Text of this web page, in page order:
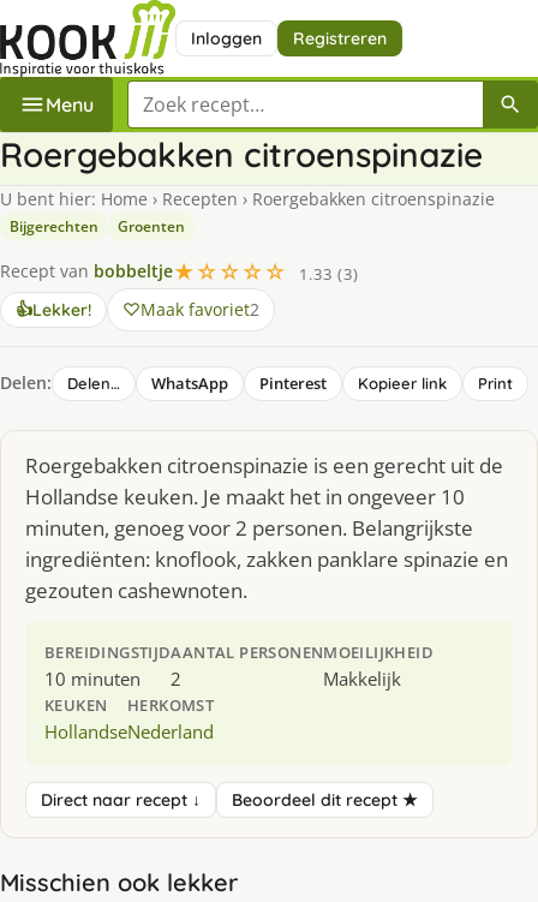
Inloggen Registreren
Menu Zoek een recept
Roergebakken citroenspinazie
U bent hier: Home › Recepten › Roergebakken citroenspinazie
Bijgerechten Groenten
Recept van bobbeltje★☆☆☆☆
1.33 (3)
👍Lekker! Maak favoriet2
Delen: Delen… WhatsApp Pinterest Kopieer link Print
Roergebakken citroenspinazie is een gerecht uit de
Hollandse keuken. Je maakt het in ongeveer 10
minuten, genoeg voor 2 personen. Belangrijkste
ingrediënten: knoflook, zakken panklare spinazie en
gezouten cashewnoten.
BEREIDINGSTIJD
10 minuten
AANTAL PERSONEN
2
MOEILIJKHEID
Makkelijk
KEUKEN
Hollandse
HERKOMST
Nederland
Direct naar recept ↓ Beoordeel dit recept ★
Misschien ook lekker